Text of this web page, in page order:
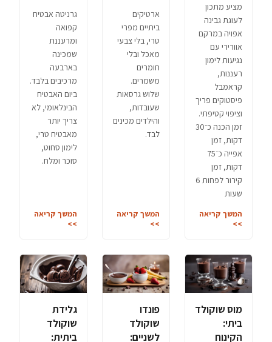
מציע מתכון
לעוגת גבינה
אפויה במרקם
אוורירי עם
נגיעות לימון
רעננות,
קראמבל
פיסטוקים פריך
וציפוי קטיפתי.
זמן הכנה כ־30
דקות, זמן
אפייה כ־75
דקות, זמן
קירור לפחות 6
שעות
המשך קריאה
>>
ארטיקים
ביתיים מפרי
טרי, בלי צבעי
מאכל ובלי
חומרים
משמרים.
שלוש גרסאות
שעובדות,
והילדים מכינים
לבד.
המשך קריאה
>>
גרניטה אבטיח
קפואה
ומרעננת
שמכינה
בארבעה
מרכיבים בלבד.
ביום האבטיח
הבינלאומי, לא
צריך יותר
מאבטיח טרי,
לימון סחוט,
סוכר ומלח.
המשך קריאה
>>
מוס שוקולד
ביתי:
הקינוח
פונדו
שוקולד
לשניים:
גלידת
שוקולד
ביתית: